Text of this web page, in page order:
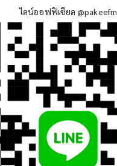
ไลน์ออฟฟิเชียล @pakeefm